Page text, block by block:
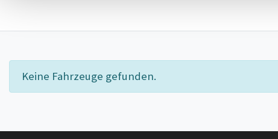
Keine Fahrzeuge gefunden.